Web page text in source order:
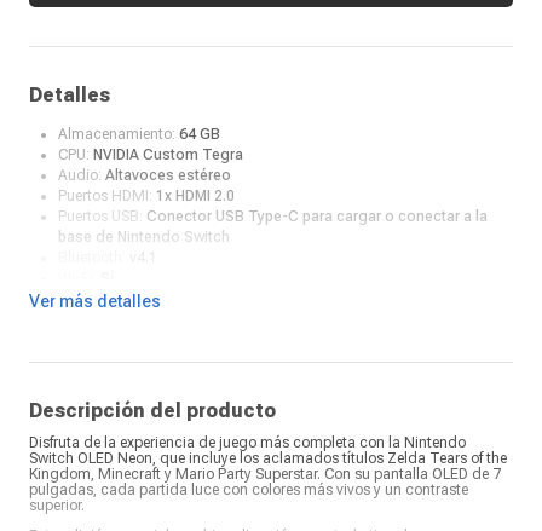
Detalles
Almacenamiento: 64 GB
CPU: NVIDIA Custom Tegra
Audio: Altavoces estéreo
Puertos HDMI: 1x HDMI 2.0
Puertos USB: Conector USB Type-C para cargar o conectar a la
base de Nintendo Switch
Juegos online:Selecciona "Nintendo eShop" en el menú HOME y
descargable relacionado.
Sensores: Acelerómetro, giroscopio y sensor de brillo
Color: Rojo / Azul
Salida de video:Hasta 1080p via HDMI en TV
Batería: 4310 mAh
Duración de batería:4.5 a 9 horas
Tiempo de carga:
Ranura para tarjetas microSD:
Compatible con tarjetas
Ver más detalles
Descripción del producto
Disfruta de la experiencia de juego más completa con la Nintendo
Switch OLED Neon, que incluye los aclamados títulos Zelda Tears of the
Kingdom, Minecraft y Mario Party Superstar. Con su pantalla OLED de 7
pulgadas, cada partida luce con colores más vivos y un contraste
superior.